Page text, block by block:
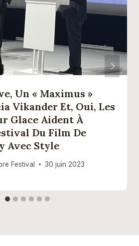
Un « Maximus »
Vikander Et, Oui, Les
Glace Aident À
Du Film De
Avec Style
Festival 30 juin 2023